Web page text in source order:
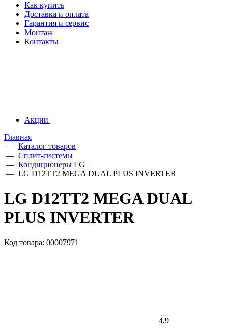
Как купить
Доставка и оплата
Гарантия и сервис
Монтаж
Контакты
Акции
Главная
— Каталог товаров
— Сплит-системы
— Кондиционеры LG
— LG D12TT2 MEGA DUAL PLUS INVERTER
LG D12TT2 MEGA DUAL
PLUS INVERTER
Код товара: 00007971
4,9